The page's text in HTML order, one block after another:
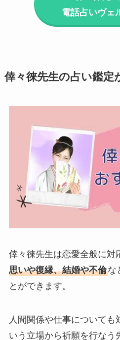
電話占いヴェ
倖々徠先生の占い鑑定
倖々徠先生は恋愛全般に対
思いや復縁、結婚や不倫な
とができます。
人間関係や仕事についても
いう立場から祈願を行なう